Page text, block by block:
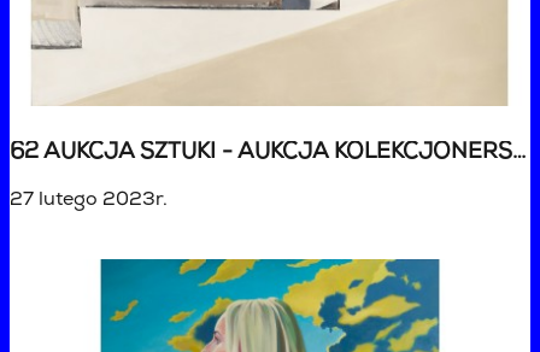
62 AUKCJA SZTUKI - AUKCJA KOLEKCJONERSKA
27 lutego 2023r.